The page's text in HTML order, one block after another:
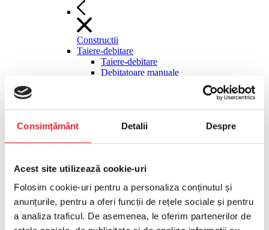
Consimțământ Detalii Despre
Acest site utilizează cookie-uri
Folosim cookie-uri pentru a personaliza conținutul și
anunțurile, pentru a oferi funcții de rețele sociale și pentru
a analiza traficul. De asemenea, le oferim partenerilor de
Constructii
Taiere-debitare
Taiere-debitare
Debitatoare manuale
Fierastraie materiale de constructii
Ghilotine pavele
Moto-compresoare, surse hidraulice
Motocompresoare tractabile
Compactoare
Compactoare
Maiuri compactoare